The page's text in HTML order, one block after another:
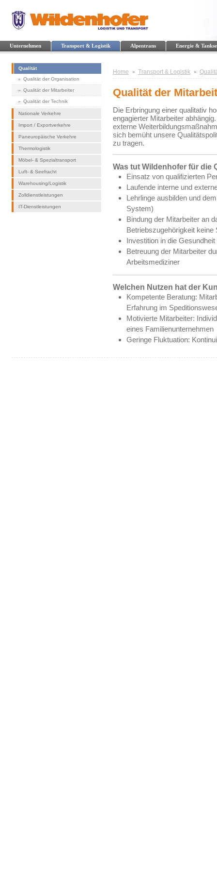
Unternehmen Transport & Logistik Alpentrans Energie &
Qualität
Qualität der Organisation
Qualität der Mitarbeiter
Qualität der Technik
Nationale Verkehre
Import / Exportverkehre
Paneuropäische Verkehre
Thermologistik
Möbel- & Spezialtransport
Luft- & Seefracht
Warehousing/Logistik
Zolldienstleistungen
IT-Dienstleistungen
Home Transport & Logistik
Qualität der
Die Erbringung einer qualitativ
engagierter Mitarbeiter
externe
sich bemüht unsere
zu tragen.
Was tut Wildenhofer für die
Einsatz von qualifizierten
Laufende interne und
Lehrlinge ausbilden und
System)
Bindung der Mitarbeiter an
Betriebszugehörigkeit keine
Investition in die
Betreuung der Mitarbeiter
Arbeitsmediziner
Welchen Nutzen hat der
Kompetente Beratung:
Erfahrung im
Motivierte Mitarbeiter:
eines Familienunternehmen
Geringe Fluktuation: